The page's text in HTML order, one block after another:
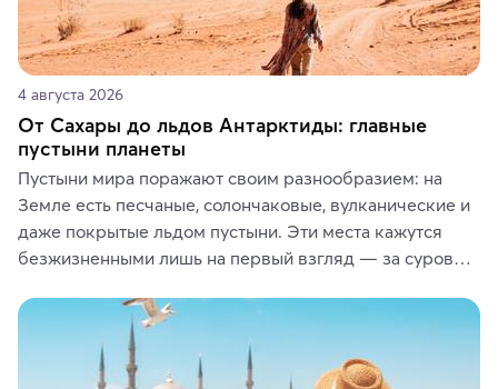
4 августа 2026
От Сахары до льдов Антарктиды: главные
пустыни планеты
Пустыни мира поражают своим разнообразием: на
Земле есть песчаные, солончаковые, вулканические и
даже покрытые льдом пустыни. Эти места кажутся
безжизненными лишь на первый взгляд — за суровой
животные и маршруты, которые дарят одни из самых
ярких впечатлений от путешествий.